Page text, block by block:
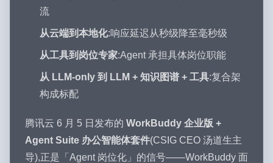
流
从云端到本地化:响应延迟从秒级降至毫秒级
从工具到岗位专家:Agent 承担具体岗位职能
从 LLM-only 到 LLM + 知识图谱 + 工具:复合架
构成标配
腾讯云 6 月 5 日发布的 WorkBuddy 企业版 +
Agent Suite 办公智能体套件(CSIG CEO 汤道生主
导),正是「Agent 岗位化」的信号——WorkBuddy 面